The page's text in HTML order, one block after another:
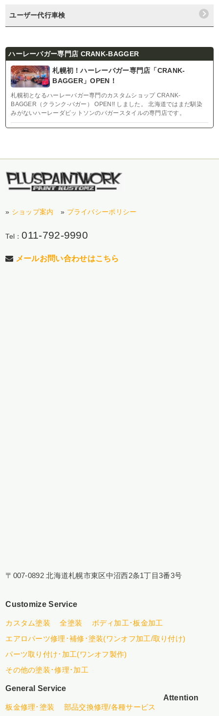
ユーザー代行車検
ハーレーバガー専門店 CRANK-BAGGER
札幌初！ハーレーバガー専門店「CRANK-
BAGGER」OPEN！
札幌初となるハーレーバガー専門のカスタムショップ CRANK-
BAGGER（クランク-バガー） OPEN!! しました。 北海道ではまだ馴染
みがないハーレーダビットソンのバガースタイルの専門店です。
» ショップ案内 » プライバシーポリシー
Tel：011-792-9990
メールお問い合わせはこちら
〒007-0892 北海道札幌市東区中沼西2条1丁目3番3号
Customize Service
カスタム塗装 全塗装
ボディ加工･板金加工
エアロパーツ修理･補修･塗装(ワンオフ加工/取り付け)
パーツ取り付け･加工(ワンオフ製作)
その他の塗装･修理･加工
General Service
板金修理･塗装 部品交換修理/各種サービス
Attention